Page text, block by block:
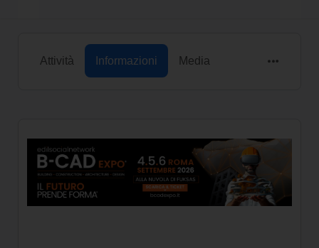
Attività Informazioni Media